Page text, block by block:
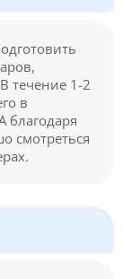
течение 1-2
в
благодаря
смотреться